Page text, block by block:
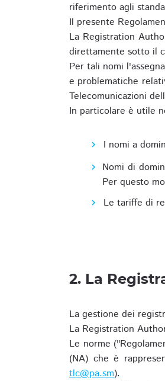
riferimento agli
Il presente
La Registration
direttamente sotto il
Per tali nomi
e problematiche
Telecomunicazioni
In particolare è utile
I nomi a
Nomi di
Per questo
Le tariffe di
2. La
La gestione dei
La Registration
Le norme
(NA) che è
tlc@pa.sm).